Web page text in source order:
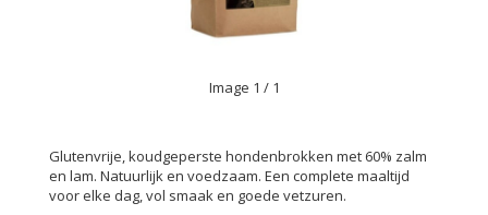
Image 1 / 1
Glutenvrije, koudgeperste hondenbrokken met 60% zalm
en lam. Natuurlijk en voedzaam. Een complete maaltijd
voor elke dag, vol smaak en goede vetzuren.